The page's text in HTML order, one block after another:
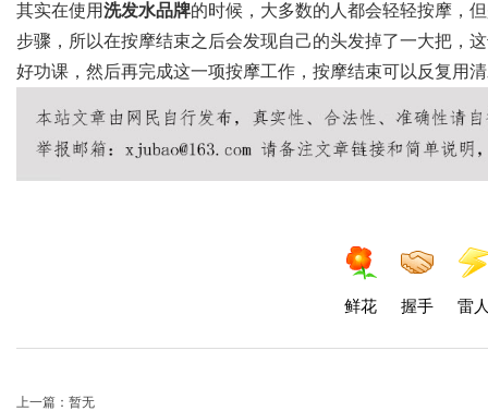
其实在使用洗发水品牌的时候，大多数的人都会轻轻按摩，
步骤，所以在按摩结束之后会发现自己的头发掉了一大把，
好功课，然后再完成这一项按摩工作 ，按摩结束可以反复用
鲜花 握手 雷
上一篇：暂无